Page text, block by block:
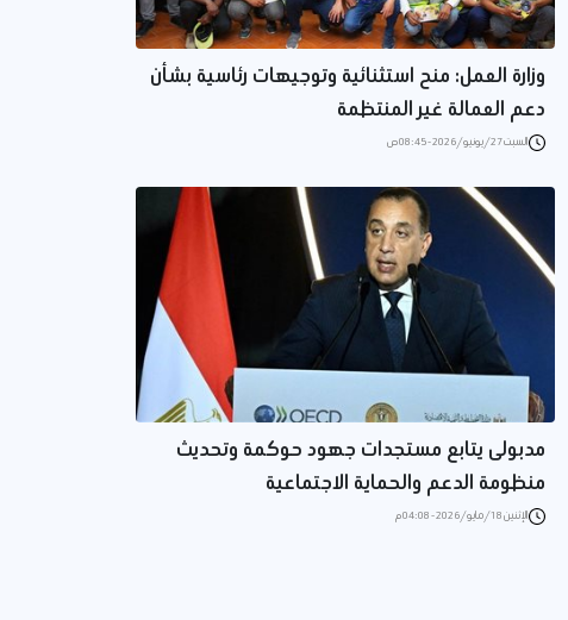
وزارة العمل: منح استثنائية وتوجيهات رئاسية بشأن
دعم العمالة غير المنتظمة
السبت 27/يونيو/2026 - 08:45 ص
مدبولى يتابع مستجدات جهود حوكمة وتحديث
منظومة الدعم والحماية الاجتماعية
الإثنين 18/مايو/2026 - 04:08 م